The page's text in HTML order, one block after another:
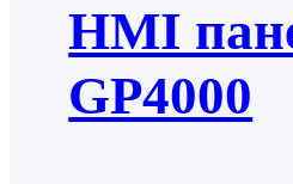
HMI
GP4000